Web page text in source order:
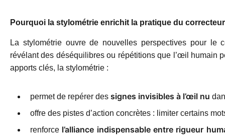
Pourquoi la stylométrie enrichit la pratique du correcteur
La stylométrie ouvre de nouvelles perspectives pour le
révélant des déséquilibres ou répétitions que l’œil humain
apports clés, la stylométrie :
permet de repérer des signes invisibles à l’œil nu
offre des pistes d’action concrètes : limiter certains
renforce l’alliance indispensable entre rigueur